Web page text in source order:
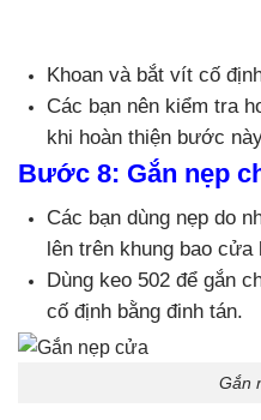
Khoan và bắt vít cố
Các bạn nên kiểm tra
khi hoàn thiện bước
Bước 8: Gắn nẹp
Các bạn dùng nẹp do
lên trên khung bao cửa
Dùng keo 502 để gắn
cố định bằng đinh tán.
Gắn